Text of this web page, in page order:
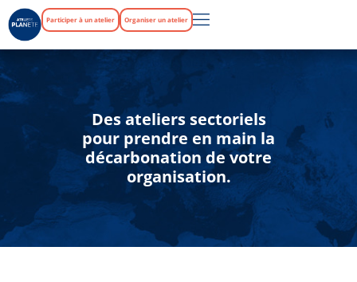
Participer à un atelier Organiser un atelier
Des ateliers sectoriels
pour prendre en main la
décarbonation de votre
organisation.